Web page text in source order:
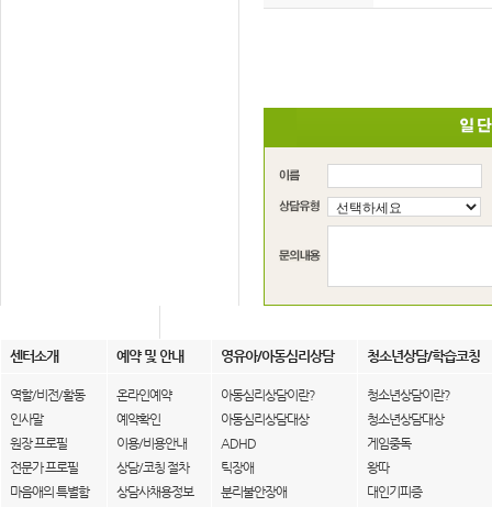
센터소개 예약 및 안내 영유아/아동심리상담 청소년상담/학습코칭
역할/비전/활동
인사말
원장 프로필
전문가 프로필
마음애의 특별함
온라인예약
예약확인
이용/비용안내
상담/코칭 절차
상담사채용정보
아동심리상담이란?
아동심리상담대상
ADHD
틱장애
분리불안장애
청소년상담이란?
청소년상담대상
게임중독
왕따
대인기피증